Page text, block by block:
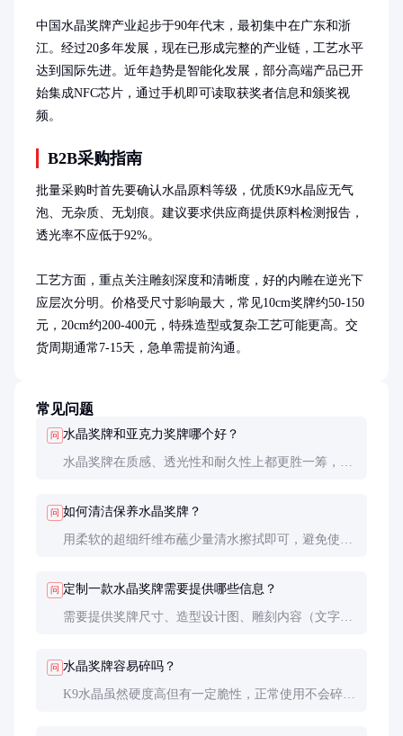
中国水晶奖牌产业起步于90年代末，最初集中在广东和浙
江。经过20多年发展，现在已形成完整的产业链，工艺水平
达到国际先进。近年趋势是智能化发展，部分高端产品已开
始集成NFC芯片，通过手机即可读取获奖者信息和颁奖视
频。
B2B采购指南
批量采购时首先要确认水晶原料等级，优质K9水晶应无气
泡、无杂质、无划痕。建议要求供应商提供原料检测报告，
透光率不应低于92%。
工艺方面，重点关注雕刻深度和清晰度，好的内雕在逆光下
应层次分明。价格受尺寸影响最大，常见10cm奖牌约50-150
元，20cm约200-400元，特殊造型或复杂工艺可能更高。交
货周期通常7-15天，急单需提前沟通。
常见问题
问 水晶奖牌和亚克力奖牌哪个好？
水晶奖牌在质感、透光性和耐久性上都更胜一筹，适
问 如何清洁保养水晶奖牌？
用柔软的超细纤维布蘸少量清水擦拭即可，避免使用
问 定制一款水晶奖牌需要提供哪些信息？
需要提供奖牌尺寸、造型设计图、雕刻内容（文字和
问 水晶奖牌容易碎吗？
K9水晶虽然硬度高但有一定脆性，正常使用不会碎